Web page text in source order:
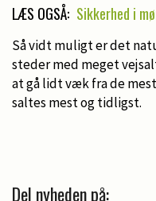
LÆS OGSÅ: Sikkerhed i
Så vidt muligt er det
steder med meget
at gå lidt væk fra de
saltes mest og tidligst.
Del nyheden på: